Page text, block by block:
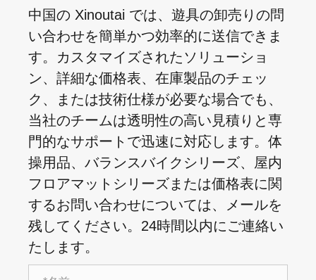
中国の Xinoutai では、遊具の卸売りの問
い合わせを簡単かつ効率的に送信できま
す。カスタマイズされたソリューショ
ン、詳細な価格表、在庫製品のチェッ
ク、または技術仕様が必要な場合でも、
当社のチームは透明性の高い見積りと専
門的なサポートで迅速に対応します。体
操用品、バランスバイクシリーズ、屋内
フロアマットシリーズまたは価格表に関
するお問い合わせについては、メールを
残してください。24時間以内にご連絡い
たします。